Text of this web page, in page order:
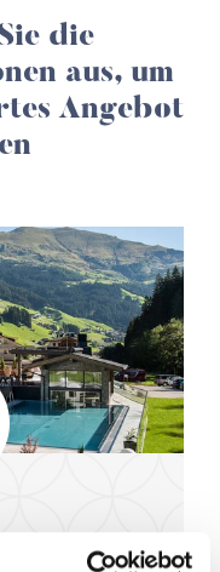
die
aus, um
Angebot